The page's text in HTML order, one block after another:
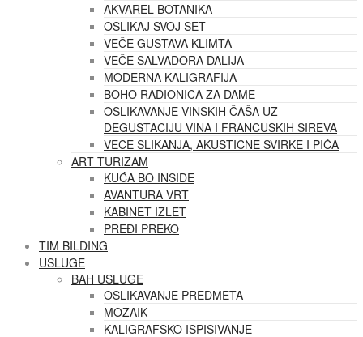
AKVAREL BOTANIKA
OSLIKAJ SVOJ SET
VEČE GUSTAVA KLIMTA
VEČE SALVADORA DALIJA
MODERNA KALIGRAFIJA
BOHO RADIONICA ZA DAME
OSLIKAVANJE VINSKIH ČAŠA UZ
DEGUSTACIJU VINA I FRANCUSKIH SIREVA
VEČE SLIKANJA, AKUSTIČNE SVIRKE I PIĆA
ART TURIZAM
KUĆA BO INSIDE
AVANTURA VRT
KABINET IZLET
PREĐI PREKO
TIM BILDING
USLUGE
BAH USLUGE
OSLIKAVANJE PREDMETA
MOZAIK
KALIGRAFSKO ISPISIVANJE